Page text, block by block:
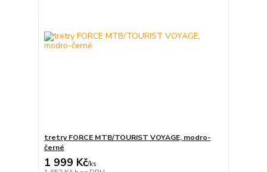
tretry FORCE MTB/TOURIST VOYAGE, modro-
černé
1 999 Kč/ks